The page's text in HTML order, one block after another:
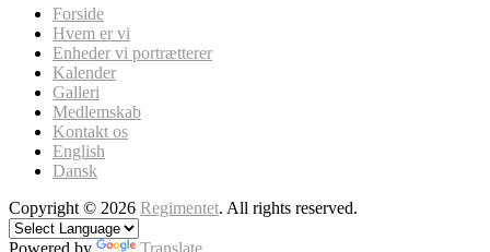
Forside
Hvem er vi
Enheder vi portrætterer
Kalender
Galleri
Medlemskab
Kontakt os
English
Dansk
Copyright © 2026 Regimentet. All rights reserved.
Powered by Translate